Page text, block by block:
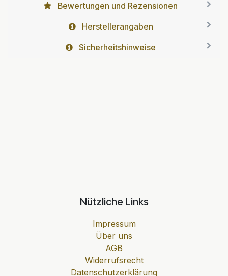
Bewertungen und Rezensionen
Herstellerangaben
Sicherheitshinweise
Nützliche Links
Impressum
Über uns
AGB
Widerrufsrecht
Datenschutzerklärung